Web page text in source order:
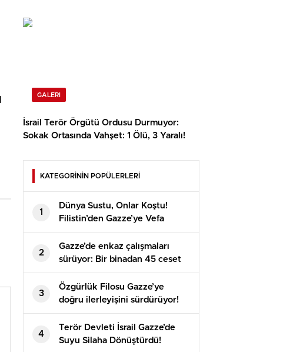
GALERI
İsrail Terör Örgütü Ordusu Durmuyor:
Sokak Ortasında Vahşet: 1 Ölü, 3 Yaralı!
KATEGORİNİN POPÜLERLERİ
1
Dünya Sustu, Onlar Koştu!
Filistin’den Gazze’ye Vefa
Maratonu! İzlerken Yüreğiniz
Parçalanacak
2
Gazze’de enkaz çalışmaları
sürüyor: Bir binadan 45 ceset
çıkarıldı
3
Özgürlük Filosu Gazze’ye
doğru ilerleyişini sürdürüyor!
‘Yüksek alarmdayız’
4
Terör Devleti İsrail Gazze’de
Suyu Silaha Dönüştürdü!